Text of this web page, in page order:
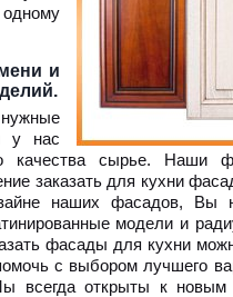
одному
и
у нас
качества сырье.
заказать для кухни
наших фасадов, Вы
модели и
фасады для кухни
с выбором лучшего
всегда открыты к новым